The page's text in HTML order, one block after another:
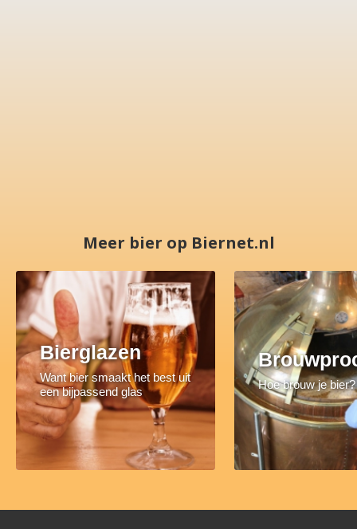
Meer bier op Biernet.nl
Bierglazen
Want bier smaakt het best uit
een bijpassend glas
Hoe brouw je bier?